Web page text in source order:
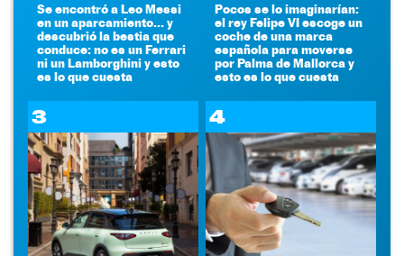
Se encontró a Leo Messi
en un aparcamiento... y
descubrió la bestia que
conduce: no es un Ferrari
ni un Lamborghini y esto
es lo que cuesta
Pocos se lo imaginarían:
el rey Felipe VI escoge un
coche de una marca
española para moverse
por Palma de Mallorca y
esto es lo que cuesta
3 4